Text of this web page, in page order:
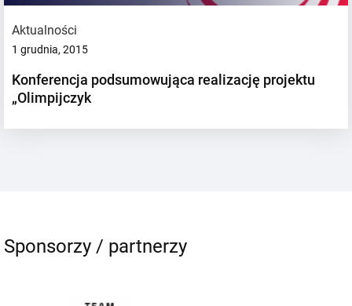
Aktualności
1 grudnia, 2015
Konferencja podsumowująca realizację projektu
„Olimpijczyk
Sponsorzy / partnerzy